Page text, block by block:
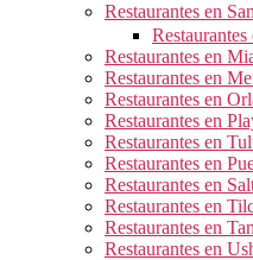
Restaurantes en
Restaurantes en
Restaurantes en
Restaurantes en
Restaurantes en
Restaurantes en
Restaurantes en
Restaurantes en
Restaurantes en
Restaurantes en
Restaurantes en